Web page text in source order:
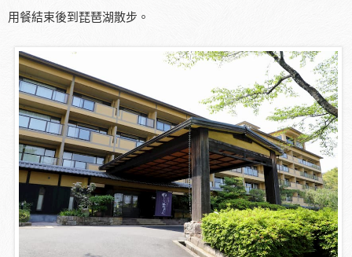
用餐結束後到琵琶湖散步。